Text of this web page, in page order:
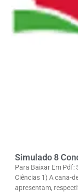
Simulado 8
Para Baixar Em Pdf:
Ciências 1) A cana-
apresentam,